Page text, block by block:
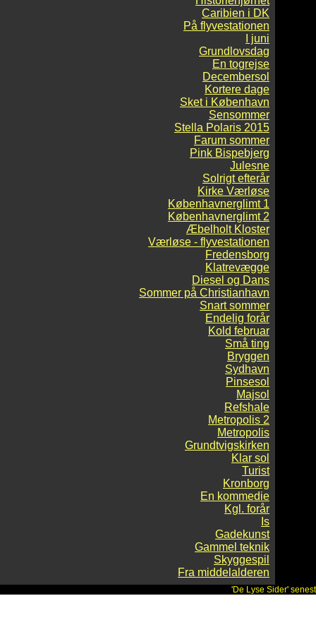
Caribien i DK
På flyvestationen
I juni
Grundlovsdag
En togrejse
Decembersol
Kortere dage
Sket i København
Sensommer
Stella Polaris 2015
Farum sommer
Pink Bispebjerg
Julesne
Solrigt efterår
Kirke Værløse
Københavnerglimt 1
Københavnerglimt 2
Æbelholt Kloster
Værløse - flyvestationen
Fredensborg
Klatrevægge
Diesel og Dans
Sommer på Christianhavn
Snart sommer
Endelig forår
Kold februar
Små ting
Bryggen
Sydhavn
Pinsesol
Majsol
Refshale
Metropolis 2
Metropolis
Grundtvigskirken
Klar sol
Turist
Kronborg
En kommedie
Kgl. forår
Is
Gadekunst
Gammel teknik
Skyggespil
Fra middelalderen
'De Lyse Sider'